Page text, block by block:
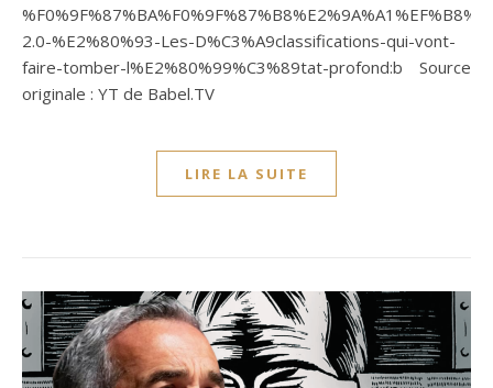
2.0-%E2%80%93-Les-D%C3%A9classifications-qui-vont-
faire-tomber-l%E2%80%99%C3%89tat-profond:b Source
originale : YT de Babel.TV
LIRE LA SUITE